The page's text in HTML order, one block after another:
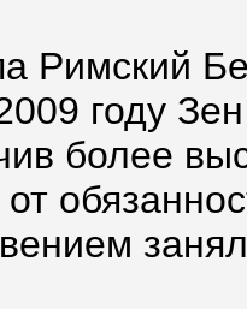
Римский
году
более